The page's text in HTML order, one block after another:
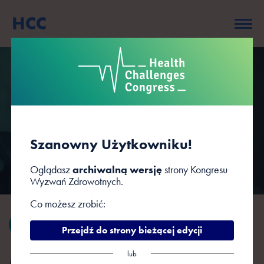
POWRÓT
Szanowny Użytkowniku!
Oglądaszarchiwalną wersjęstrony Kongresu
Wyzwań Zdrowotnych.
Co możesz zrobić:
Przejdź do strony bieżącej edycji
lub